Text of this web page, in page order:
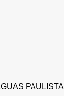
PAULISTA